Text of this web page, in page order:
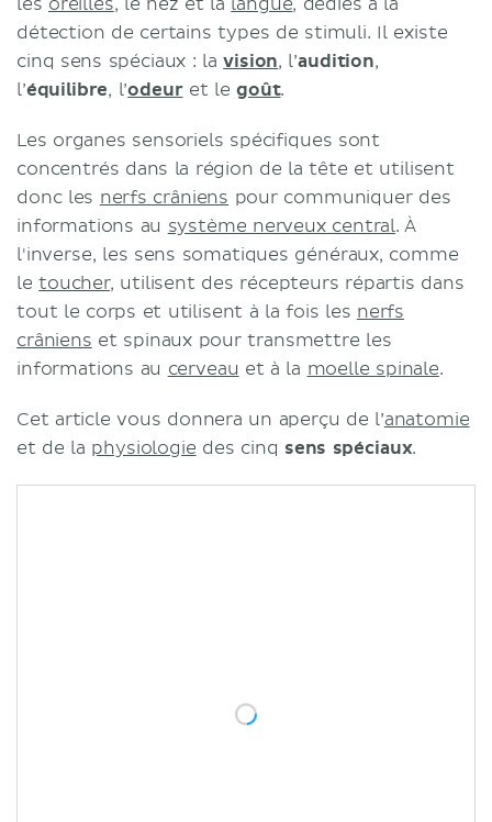
détection de certains types de stimuli. Il existe
cinq sens spéciaux : lavision, l’audition,
l’équilibre, l’odeuret legoût.
Les organes sensoriels spécifiques sont
concentrés dans la région de la tête et utilisent
donc les nerfs crâniens pour communiquer des
informations au système nerveux central. À
l'inverse, les sens somatiques généraux, comme
letoucher, utilisent des récepteurs répartis dans
tout le corps et utilisent à la fois les nerfs
crâniens et spinaux pour transmettre les
informations au cerveau et à la moelle spinale.
Cet article vous donnera un aperçu de l’anatomie
et de la physiologie des cinq sens spéciaux.